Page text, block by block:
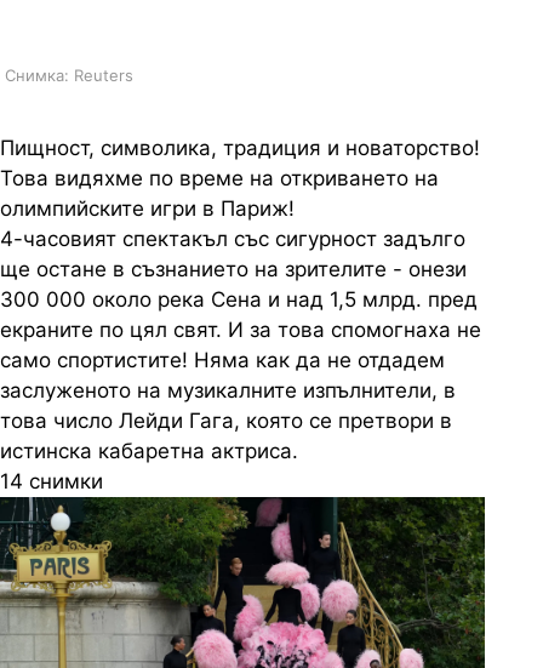
Снимка: Reuters
Пищност, символика, традиция и новаторство!
Това видяхме по време на откриването на
олимпийските игри в Париж!
4-часовият спектакъл със сигурност задълго
ще остане в съзнанието на зрителите - онези
300 000 около река Сена и над 1,5 млрд. пред
екраните по цял свят. И за това спомогнаха не
само спортистите! Няма как да не отдадем
заслуженото на музикалните изпълнители, в
това число Лейди Гага, която се претвори в
истинска кабаретна актриса.
14 снимки